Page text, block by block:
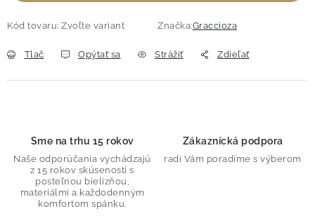
Kód tovaru: Zvoľte variant Značka:Graccioza
Tlač Opýtať sa Strážiť Zdieľať
Sme na trhu 15 rokov
Naše odporúčania vychádzajú
z 15 rokov skúseností s
posteľnou bielizňou,
materiálmi a každodenným
komfortom spánku.
Zákaznícká podpora
radi Vám poradíme s výberom